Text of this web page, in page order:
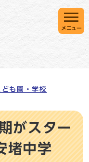
メニュー
ども園・学校
がスター
堵中学